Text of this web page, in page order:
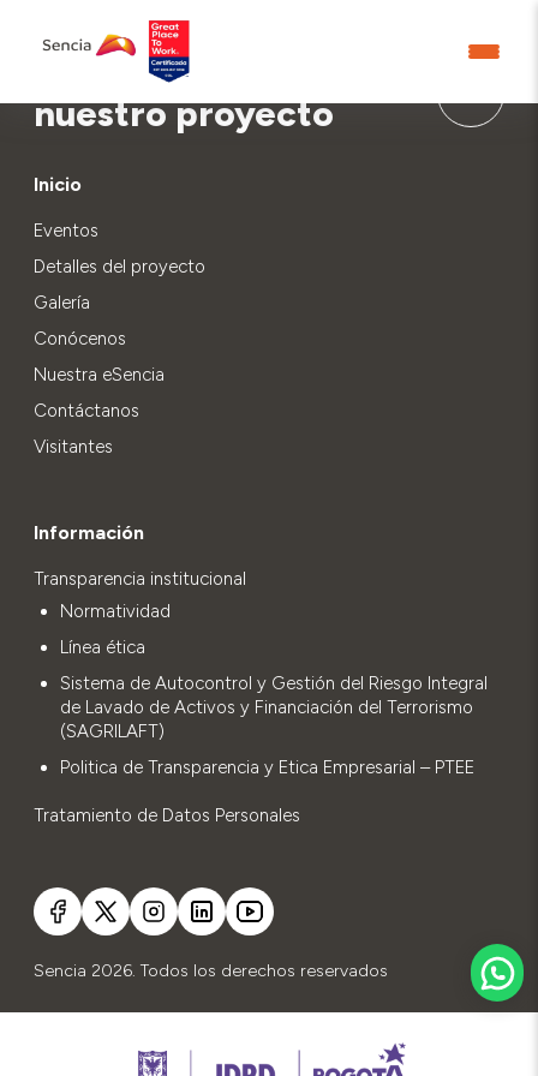
Aprende más sobre
nuestro proyecto
Inicio
Eventos
Detalles del proyecto
Galería
Conócenos
Nuestra eSencia
Contáctanos
Visitantes
Información
Transparencia institucional
Normatividad
Línea ética
Sistema de Autocontrol y Gestión del Riesgo Integral
de Lavado de Activos y Financiación del Terrorismo
(SAGRILAFT)
Politica de Transparencia y Etica Empresarial – PTEE
Tratamiento de Datos Personales
Sencia 2026. Todos los derechos reservados